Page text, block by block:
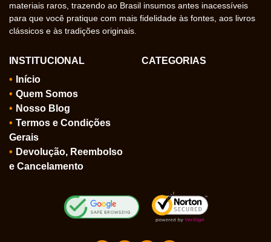
materiais raros, trazendo ao Brasil insumos antes inacessíveis
para que você pratique com mais fidelidade às fontes, aos livros
clássicos e às tradições originais.
INSTITUCIONAL
Início
Quem Somos
Nosso Blog
Termos e Condições
Gerais
Devolução, Reembolso
e Cancelamento
CATEGORIAS